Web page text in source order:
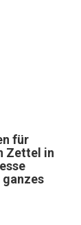
für
Zettel in